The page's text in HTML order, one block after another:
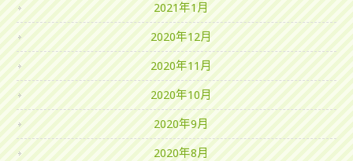
2021年1月
2020年12月
2020年11月
2020年10月
2020年9月
2020年8月